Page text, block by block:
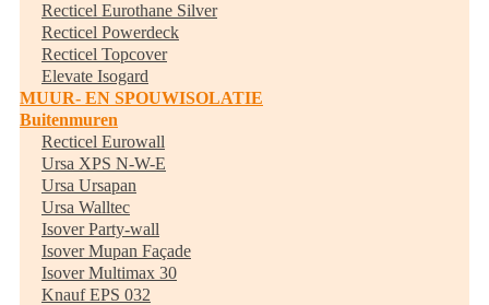
Recticel Eurothane Silver
Recticel Powerdeck
Recticel Topcover
Elevate Isogard
MUUR- EN SPOUWISOLATIE
Buitenmuren
Recticel Eurowall
Ursa XPS N-W-E
Ursa Ursapan
Ursa Walltec
Isover Party-wall
Isover Mupan Façade
Isover Multimax 30
Knauf EPS 032